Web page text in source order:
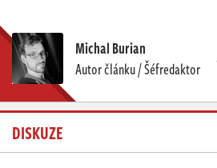
Michal Burian
Autor článku / Šéfredaktor
DISKUZE